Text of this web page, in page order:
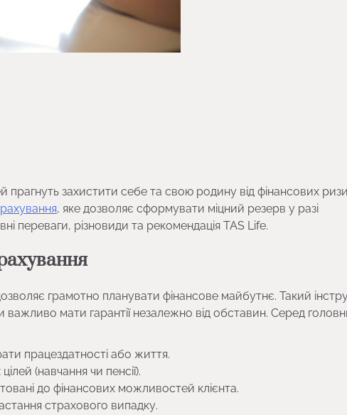
захистити себе та свою родину від фінансових
, яке дозволяє сформувати міцний резерв у разі
переваги, різновиди та рекомендація TAS Life.
грамотно планувати фінансове майбутнє. Такий
важливо мати гарантії незалежно від обставин. Серед
працездатності або життя.
(навчання чи пенсії).
до фінансових можливостей клієнта.
страхового випадку.